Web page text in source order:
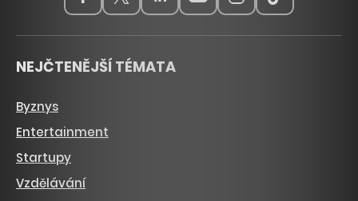
NEJČTENĚJŠÍ TÉMATA
Byznys
Entertainment
Startupy
Vzdělávání